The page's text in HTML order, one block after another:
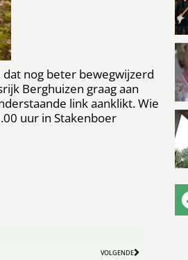
nog beter bewegwijzerd
Berghuizen graag aan
link aanklikt. Wie
uur in Stakenboer
VOLGENDE